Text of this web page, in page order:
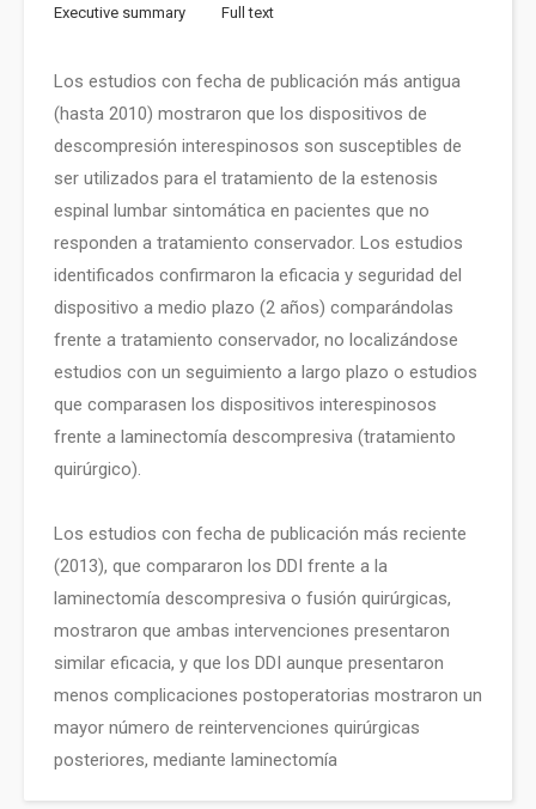
Executive summary Full text
Los estudios con fecha de publicación más antigua
(hasta 2010) mostraron que los dispositivos de
descompresión interespinosos son susceptibles de
ser utilizados para el tratamiento de la estenosis
espinal lumbar sintomática en pacientes que no
responden a tratamiento conservador. Los estudios
identificados confirmaron la eficacia y seguridad del
dispositivo a medio plazo (2 años) comparándolas
frente a tratamiento conservador, no localizándose
estudios con un seguimiento a largo plazo o estudios
que comparasen los dispositivos interespinosos
frente a laminectomía descompresiva (tratamiento
quirúrgico).
Los estudios con fecha de publicación más reciente
(2013), que compararon los DDI frente a la
laminectomía descompresiva o fusión quirúrgicas,
mostraron que ambas intervenciones presentaron
similar eficacia, y que los DDI aunque presentaron
menos complicaciones postoperatorias mostraron un
mayor número de reintervenciones quirúrgicas
posteriores, mediante laminectomía